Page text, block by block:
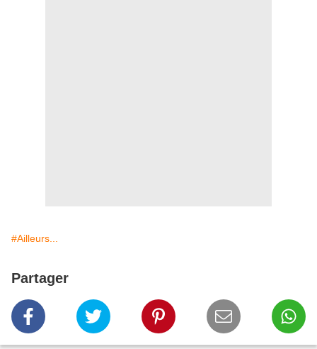
#Ailleurs...
Partager